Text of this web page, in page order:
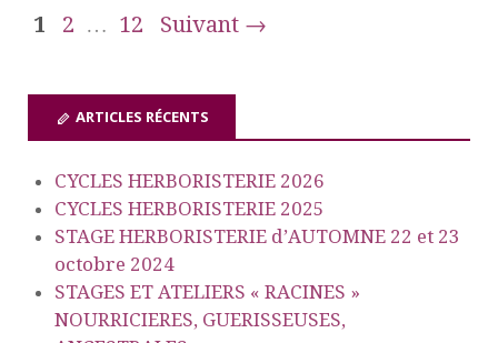
1 2 … 12 Suivant →
ARTICLES RÉCENTS
CYCLES HERBORISTERIE 2026
CYCLES HERBORISTERIE 2025
STAGE HERBORISTERIE d’AUTOMNE 22 et 23
octobre 2024
STAGES ET ATELIERS « RACINES »
NOURRICIERES, GUERISSEUSES,